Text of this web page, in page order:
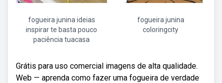
fogueira junina ideias
inspirar te basta pouco
paciência tuacasa
fogueira junina
coloringcity
Grátis para uso comercial imagens de alta qualidade.
Web — aprenda como fazer uma fogueira de verdade